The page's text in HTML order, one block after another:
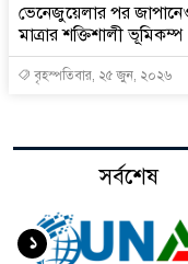
ভেনেজুয়েলার পর
মাত্রার শক্তিশালী ভূমিকম্প
বৃহস্পতিবার, ২৫ জুন, ২০২৬
সর্বশেষ
১